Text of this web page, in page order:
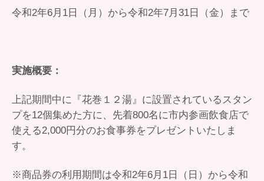
令和2年6月1日（月）から令和2年7月31日（金）まで
実施概要：
上記期間中に『花巻１２湯』に設置されているスタン
プを12個集めた方に、先着800名に市内参画飲食店で
使える2,000円分のお食事券をプレゼントいたしま
す。
※商品券の利用期間は令和2年6月1日（日）から令和